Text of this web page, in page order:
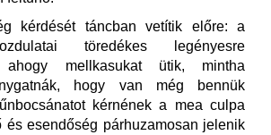
kérdését táncban vetítik előre: a
töredékes legényesre
ahogy mellkasukat ütik, mintha
hogy van még bennük
kérnének a mea culpa
és esendőség párhuzamosan jelenik